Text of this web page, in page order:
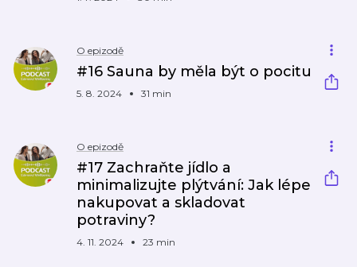
O epizodě
#16 Sauna by měla být o pocitu
5. 8. 2024 31 min
O epizodě
#17 Zachraňte jídlo a
minimalizujte plýtvání: Jak lépe
nakupovat a skladovat
potraviny?
4. 11. 2024 23 min